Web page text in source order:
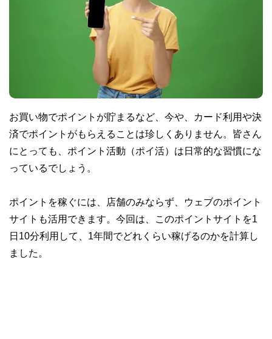
お買い物でポイントが貯まるなど、今や、カード利用や決
済でポイントがもらえることは珍しくありません。皆さん
にとっても、ポイント活動（ポイ活）は日常的な習慣にな
っているでしょう。
ポイントを稼ぐには、店舗のみならず、ウェブのポイント
サイトも活用できます。今回は、このポイントサイトを1
日10分利用して、1年間でどれくらい稼げるのかを計算し
ました。